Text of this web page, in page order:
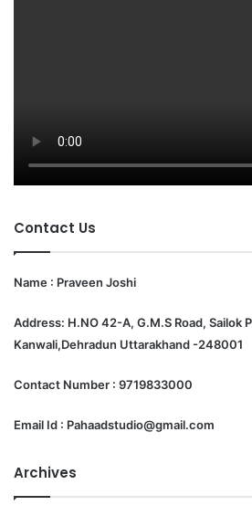
Contact Us
Name : Praveen Joshi
Address: H.NO 42-A, G.M.S Road, Sailok
Kanwali,Dehradun Uttarakhand -248001
Contact Number : 9719833000
Email Id : Pahaadstudio@gmail.com
Archives